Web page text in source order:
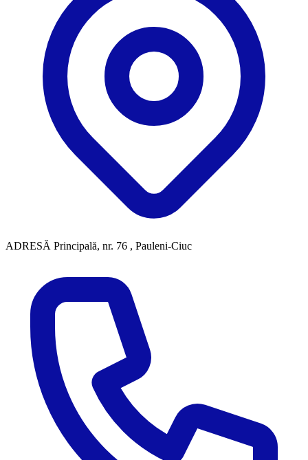
ADRESĂ Principală, nr. 76 , Pauleni-Ciuc